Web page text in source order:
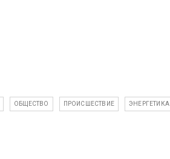
ОБЩЕСТВО ПРОИСШЕСТВИЕ ЭНЕРГЕТИКА